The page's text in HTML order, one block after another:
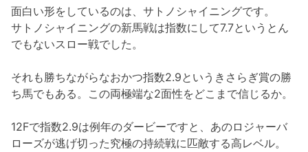
面白い形をしているのは、サトノシャイニングです。
サトノシャイニングの新馬戦は指数にして7.7というとん
でもないスロー戦でした。
それも勝ちながらなおかつ指数2.9というきさらぎ賞の勝
ち馬でもある。この両極端な2面性をどこまで信じるか。
12Fで指数2.9は例年のダービーですと、あのロジャーバ
ローズが逃げ切った究極の持続戦に匹敵する高レベル。